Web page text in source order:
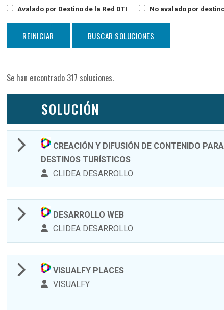
Avalado por Destino de la Red DTI No avalado por
Se han encontrado 317 soluciones.
SOLUCIÓN
CREACIÓN Y DIFUSIÓN DE CONTENIDO PARA
DESTINOS TURÍSTICOS
CLIDEA DESARROLLO
DESARROLLO WEB
CLIDEA DESARROLLO
VISUALFY PLACES
VISUALFY